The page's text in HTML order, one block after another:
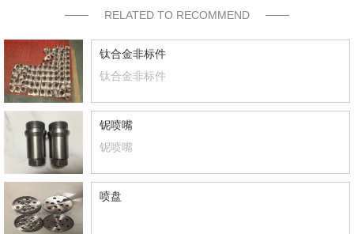
RELATED TO RECOMMEND
钛合金非标件
钛合金非标件
铌喷嘴
铌喷嘴
喷盘